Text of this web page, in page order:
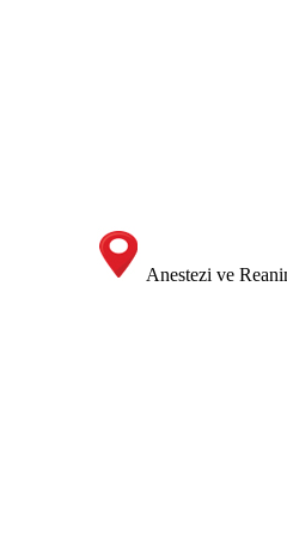
Anestezi ve